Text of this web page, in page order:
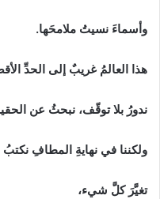
وأسماءَ‭ ‬نسيتُ‭ ‬ملامحَها‭.‬
هذا‭ ‬العالمُ‭ ‬غريبٌ‭ ‬إلى‭ ‬الحدِّ‭ ‬الأقصى‭ ‬من‭ ‬المستحيل‭.‬
ندورُ‭ ‬بلا‭ ‬توقّف،‭ ‬نبحثُ‭ ‬عن‭ ‬الحقيقةِ‭ ‬والحبِّ‭ ‬والحريةِ؛
ولكننا‭ ‬في‭ ‬نهايةِ‭ ‬المطافِ‭ ‬نكتبُ‭ ‬عن‭ ‬السقوط‭ ‬المرِّ‭ ‬في‭ ‬الوهم‭. ‬
تغيَّرَ‭ ‬كلَّ‭ ‬شيء،